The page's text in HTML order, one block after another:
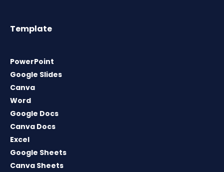
Template
PowerPoint
Google Slides
Canva
Word
Google Docs
Canva Docs
Excel
Google Sheets
Canva Sheets